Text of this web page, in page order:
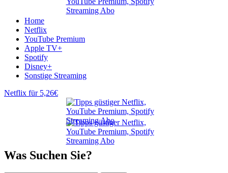
Home
Netflix
YouTube Premium
Apple TV+
Spotify
Disney+
Sonstige Streaming
Netflix für 5,26€
Was Suchen Sie?